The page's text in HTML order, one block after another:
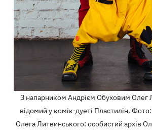
З напарником Андрієм Обуховим Олег
відомий у комік-дуеті Пластилін.
Олега Литвинського: особистий архів